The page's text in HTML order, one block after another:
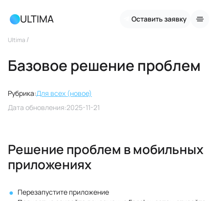
ULTIMA Оставить заявку
Ultima /
Базовое решение проблем
Рубрика:Для всех (новое)
Дата обновления:2025-11-21
Решение проблем в мобильных
приложениях
Перезапустите приложение